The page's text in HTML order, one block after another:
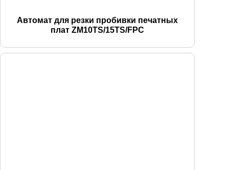
Автомат для резки пробивки печатных
плат ZM10TS/15TS/FPC